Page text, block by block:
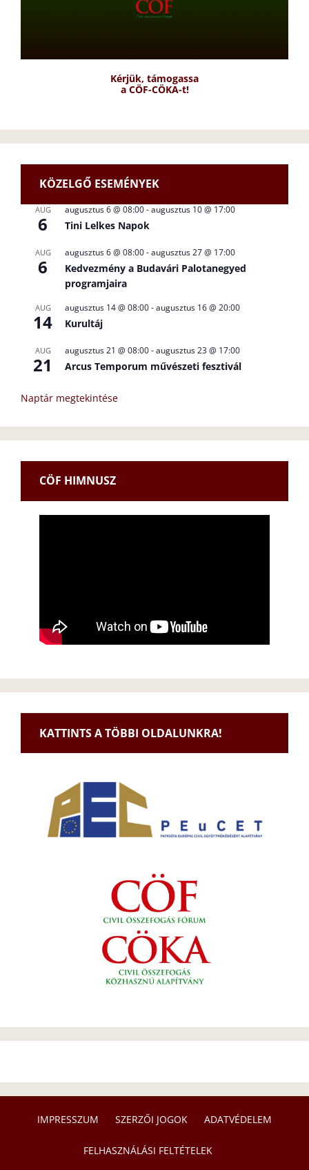
Kérjük, támogassa
a CÖF-CÖKA-t!
KÖZELGŐ ESEMÉNYEK
AUG
6
augusztus 6 @ 08:00-augusztus 10 @ 17:00
Tini Lelkes Napok
AUG
6
augusztus 6 @ 08:00-augusztus 27 @ 17:00
Kedvezmény a Budavári Palotanegyed
programjaira
AUG
14
augusztus 14 @ 08:00-augusztus 16 @ 20:00
Kurultáj
AUG
21
augusztus 21 @ 08:00-augusztus 23 @ 17:00
Arcus Temporum művészeti fesztivál
Naptár megtekintése
CÖF HIMNUSZ
KATTINTS A TÖBBI OLDALUNKRA!
IMPRESSZUM SZERZŐI JOGOK ADATVÉDELEM
FELHASZNÁLÁSI FELTÉTELEK